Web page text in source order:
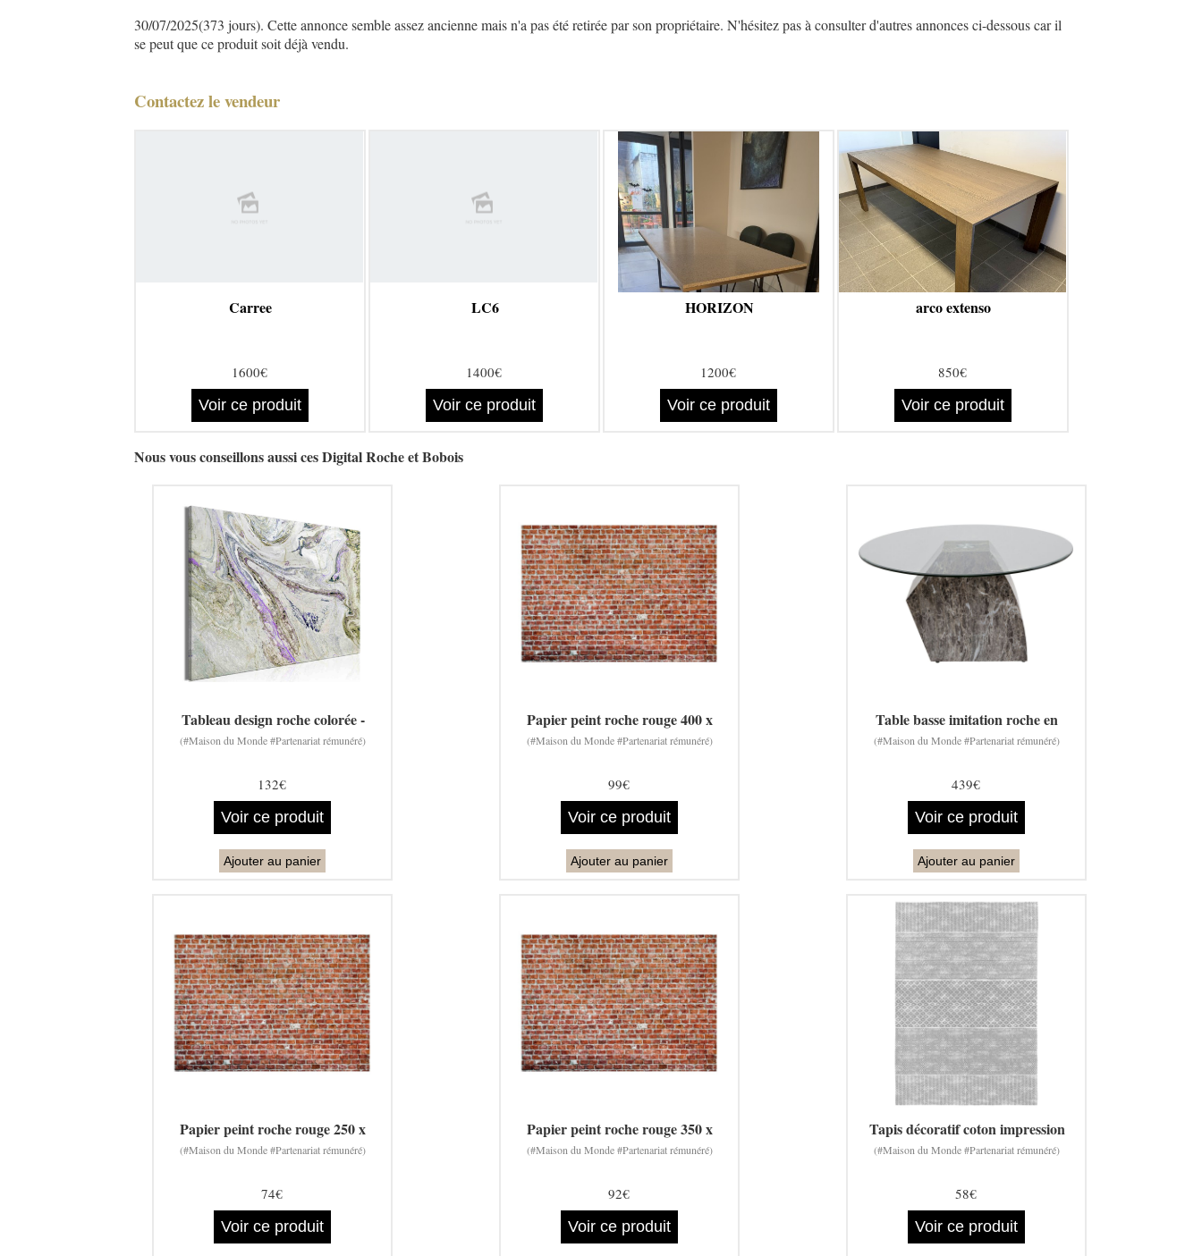
30/07/2025(373 jours). Cette annonce semble assez ancienne mais n'a pas été retirée par son propriétaire. N'hésitez pas à consulter d'autres annonces ci-dessous car il
se peut que ce produit soit déjà vendu.
Contactez le vendeur
Carree
1600€
Voir ce produit
LC6
1400€
Voir ce produit
HORIZON
1200€
Voir ce produit
arco extenso
850€
Voir ce produit
Nous vous conseillons aussi ces Digital Roche et Bobois
Tableau design roche colorée -
(#Maison du Monde #Partenariat rémunéré)
132€
Voir ce produit
Ajouter au panier
Papier peint roche rouge 400 x
(#Maison du Monde #Partenariat rémunéré)
99€
Voir ce produit
Ajouter au panier
Table basse imitation roche en
(#Maison du Monde #Partenariat rémunéré)
439€
Voir ce produit
Ajouter au panier
Papier peint roche rouge 250 x
(#Maison du Monde #Partenariat rémunéré)
74€
Voir ce produit
Papier peint roche rouge 350 x
(#Maison du Monde #Partenariat rémunéré)
92€
Voir ce produit
Tapis décoratif coton impression
(#Maison du Monde #Partenariat rémunéré)
58€
Voir ce produit